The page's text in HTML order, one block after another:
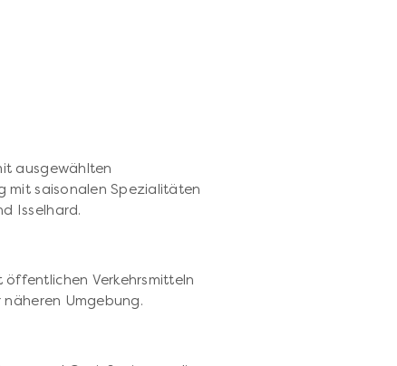
ausgewählten
mit saisonalen Spezialitäten
Isselhard.
öffentlichen Verkehrsmitteln
näheren Umgebung.